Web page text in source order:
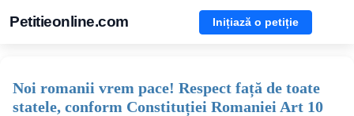
Petitieonline.com Inițiază o petiție
Noi romanii vrem pace! Respect față de toate
statele, conform Constituției Romaniei Art 10